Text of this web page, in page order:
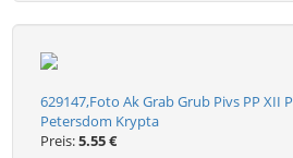
629147,Foto Ak Grab Grub Pivs PP XII
Petersdom Krypta
Preis:5.55 €